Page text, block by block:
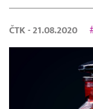
ČTK - 21.08.2020